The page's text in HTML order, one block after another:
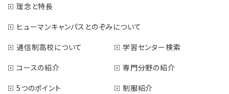
理念と特長
ヒューマンキャンパスとのぞみについて
通信制高校について
学習センター検索
コースの紹介
専門分野の紹介
5つのポイント
制服紹介